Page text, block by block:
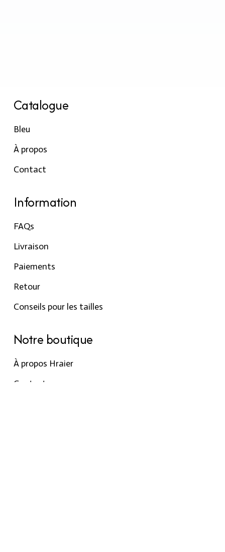
Catalogue
Bleu
À propos
Contact
Information
FAQs
Livraison
Paiements
Retour
Conseils pour les tailles
Notre boutique
À propos Hraier
Contact